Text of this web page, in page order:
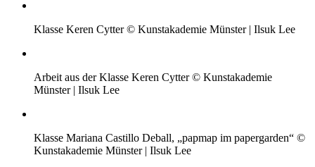
Klasse Keren Cytter © Kunstakademie Münster | Ilsuk Lee
Arbeit aus der Klasse Keren Cytter © Kunstakademie
Münster | Ilsuk Lee
Klasse Mariana Castillo Deball, „papmap im papergarden“ ©
Kunstakademie Münster | Ilsuk Lee